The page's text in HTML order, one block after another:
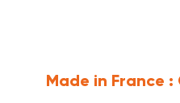
Made in France :